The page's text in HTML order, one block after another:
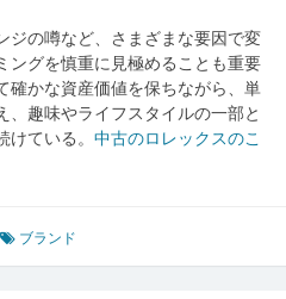
ジの噂など、さまざまな要因で変
ングを慎重に見極めることも重要
確かな資産価値を保ちながら、単
、趣味やライフスタイルの一部と
ている。 中古のロレックスのこ
ブランド